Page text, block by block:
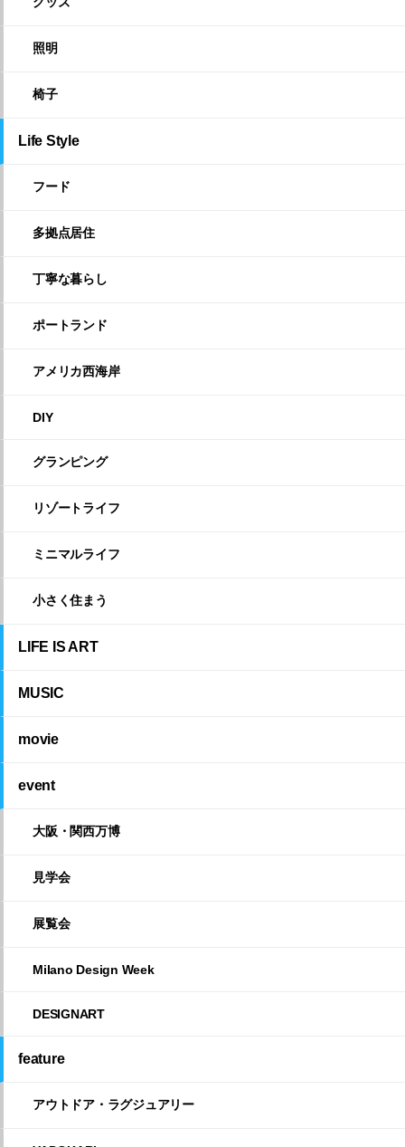
照明
椅子
Life Style
フード
多拠点居住
丁寧な暮らし
ポートランド
アメリカ西海岸
DIY
グランピング
リゾートライフ
ミニマルライフ
小さく住まう
LIFE IS ART
MUSIC
movie
event
大阪・関西万博
見学会
展覧会
Milano Design Week
DESIGNART
feature
アウトドア・ラグジュアリー